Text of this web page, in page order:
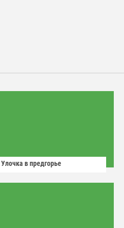
Улочка в предгорье